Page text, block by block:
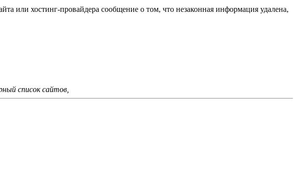
или хостинг-провайдера сообщение о том, что незаконная информация удалена,
список сайтов,